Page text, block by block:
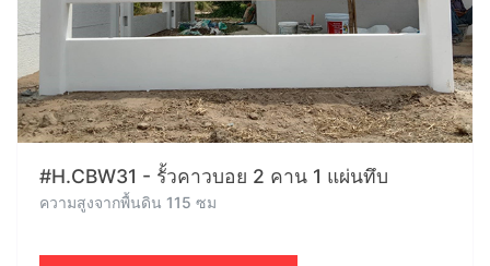
#H.CBW31 - รั้วคาวบอย 2 คาน 1 แผ่นทึบ
ความสูงจากพื้นดิน 115 ซม